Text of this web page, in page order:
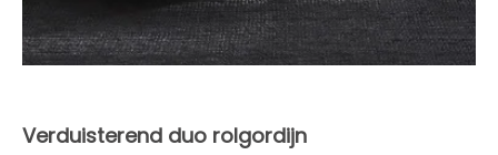
Verduisterend duo rolgordijn